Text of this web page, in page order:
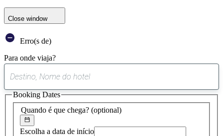
Close window
Erro(s de)
Para onde viaja?
sugestão
encontrada
Quando é que chega? (optional)
Escolha a data de início
Booking Dates